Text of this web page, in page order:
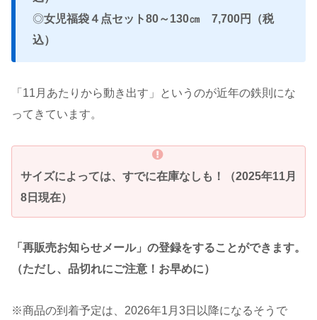
◎女児福袋４点セット80～130㎝ 7,700円（税
込）
「11月あたりから動き出す」というのが近年の鉄則にな
ってきています。
サイズによっては、すでに在庫なしも！（2025年11月
8日現在）
「再販売お知らせメール」の登録をすることができます。
（ただし、品切れにご注意！お早めに）
※商品の到着予定は、2026年1月3日以降になるそうで